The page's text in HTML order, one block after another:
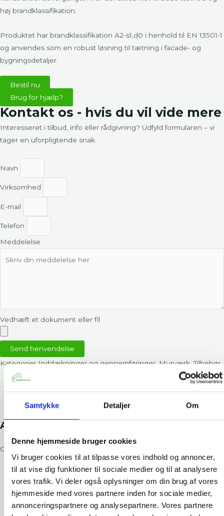
Samtykke Detaljer Om
Denne hjemmeside bruger cookies
Vi bruger cookies til at tilpasse vores indhold og annoncer,
til at vise dig funktioner til sociale medier og til at analysere
vores trafik. Vi deler også oplysninger om din brug af vores
hjemmeside med vores partnere inden for sociale medier,
annonceringspartnere og analysepartnere. Vores partnere
høj brandklassifikation.
Produktet har brandklassifikation A2-s1,d0 i henhold til EN 13501-1
og anvendes som en robust løsning til tætning i facade- og
bygningsdetaljer.
Bestil nu
Brug for hjælp?
Kontakt os - hvis du vil vide mere
Interesseret i tilbud, info eller rådgivning? Udfyld formularen – vi
tager en uforpligtende snak.
Navn
Virksomhed
E-mail
Telefon
Meddelelse
Vedhæft et dokument eller fil
Send henvendelse
Kategorier Inddækninger og gennemføringer Murværk ,Tilbehør
Beskrivelse
Standard detaljer
Anvendelse
OBEX CORTEX 0200FR anvendes til:
Luft- og vandtætning omkring vinduer og døre
Tætning ved curtain wall systemer
Overgange mellem sheathing board og beton
Tætning ved brystninger og parapetvægge